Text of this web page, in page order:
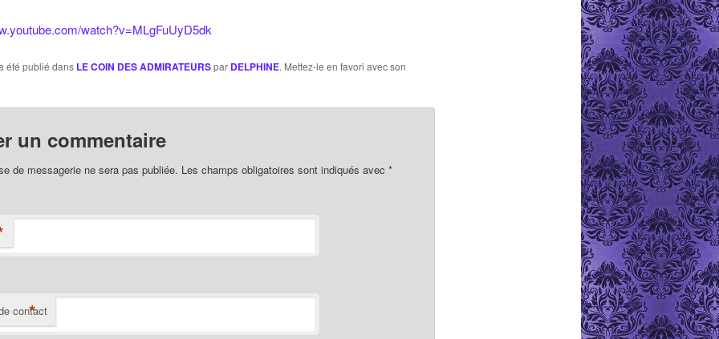
watch?v=MLgFuUyD5dk
été publié dans LE COIN DES ADMIRATEURSpar DELPHINE. Mettez-le en favori avec son
un commentaire
de messagerie ne sera pas publiée. Les champs obligatoires sont indiqués avec *
contact
*